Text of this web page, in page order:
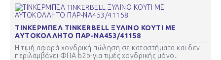
ΤΙΝΚΕΡΜΠΕΛ TINKERBELL ΞΥΛΙΝΟ ΚΟΥΤΙ ΜΕ
ΑΥΤΟΚΟΛΛΗΤΟ ΠΑΡ-ΝΑ453/41158
Η τιμή αφορά χονδρική πώληση σε καταστήματα και δεν
περιλαμβάνει ΦΠΑ b2b-για τιμές χονδρικής μόνο..